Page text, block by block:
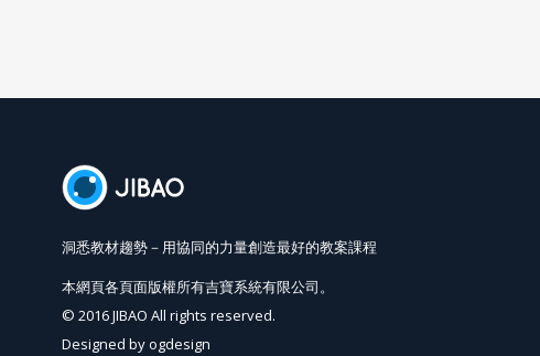
洞悉教材趨勢－用協同的力量創造最好的教案課程
本網頁各頁面版權所有吉寶系統有限公司。
© 2016 JIBAO All rights reserved.
Designed byogdesign